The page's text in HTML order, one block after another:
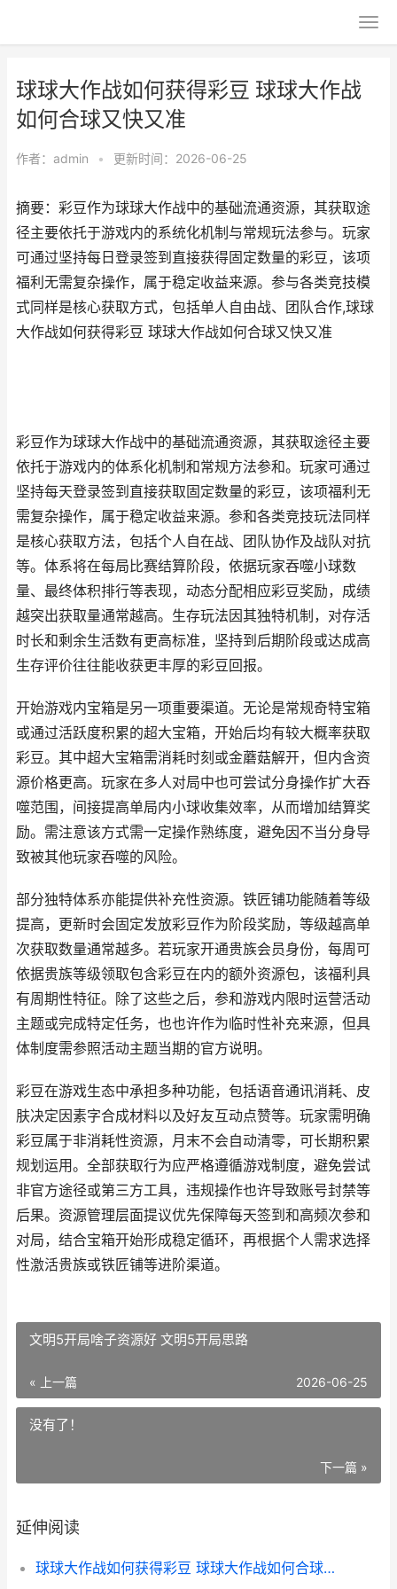
球球大作战如何获得彩豆 球球大作战
如何合球又快又准
作者： admin • 更新时间：2026-06-25
摘要：彩豆作为球球大作战中的基础流通资源，其获取途
径主要依托于游戏内的系统化机制与常规玩法参与。玩家
可通过坚持每日登录签到直接获得固定数量的彩豆，该项
福利无需复杂操作，属于稳定收益来源。参与各类竞技模
式同样是核心获取方式，包括单人自由战、团队合作,球球
大作战如何获得彩豆 球球大作战如何合球又快又准
彩豆作为球球大作战中的基础流通资源，其获取途径主要
依托于游戏内的体系化机制和常规方法参和。玩家可通过
坚持每天登录签到直接获取固定数量的彩豆，该项福利无
需复杂操作，属于稳定收益来源。参和各类竞技玩法同样
是核心获取方法，包括个人自在战、团队协作及战队对抗
等。体系将在每局比赛结算阶段，依据玩家吞噬小球数
量、最终体积排行等表现，动态分配相应彩豆奖励，成绩
越突出获取量通常越高。生存玩法因其独特机制，对存活
时长和剩余生活数有更高标准，坚持到后期阶段或达成高
生存评价往往能收获更丰厚的彩豆回报。
开始游戏内宝箱是另一项重要渠道。无论是常规奇特宝箱
或通过活跃度积累的超大宝箱，开始后均有较大概率获取
彩豆。其中超大宝箱需消耗时刻或金蘑菇解开，但内含资
源价格更高。玩家在多人对局中也可尝试分身操作扩大吞
噬范围，间接提高单局内小球收集效率，从而增加结算奖
励。需注意该方式需一定操作熟练度，避免因不当分身导
致被其他玩家吞噬的风险。
部分独特体系亦能提供补充性资源。铁匠铺功能随着等级
提高，更新时会固定发放彩豆作为阶段奖励，等级越高单
次获取数量通常越多。若玩家开通贵族会员身份，每周可
依据贵族等级领取包含彩豆在内的额外资源包，该福利具
有周期性特征。除了这些之后，参和游戏内限时运营活动
主题或完成特定任务，也也许作为临时性补充来源，但具
体制度需参照活动主题当期的官方说明。
彩豆在游戏生态中承担多种功能，包括语音通讯消耗、皮
肤决定因素字合成材料以及好友互动点赞等。玩家需明确
彩豆属于非消耗性资源，月末不会自动清零，可长期积累
规划运用。全部获取行为应严格遵循游戏制度，避免尝试
非官方途径或第三方工具，违规操作也许导致账号封禁等
后果。资源管理层面提议优先保障每天签到和高频次参和
对局，结合宝箱开始形成稳定循环，再根据个人需求选择
性激活贵族或铁匠铺等进阶渠道。
文明5开局啥子资源好 文明5开局思路
« 上一篇 2026-06-25
没有了！
下一篇 »
延伸阅读
球球大作战如何获得彩豆 球球大作战如何合球又快又准